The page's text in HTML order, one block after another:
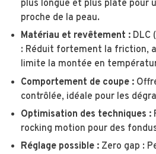
plus longue et plus plate pour
proche de la peau.
Matériau et revêtement : DLC
: Réduit fortement la friction,
limite la montée en
Comportement de coupe :
contrôlée, idéale pour les
Optimisation des techniques :
rocking motion pour des
Réglage possible : Zero gap :